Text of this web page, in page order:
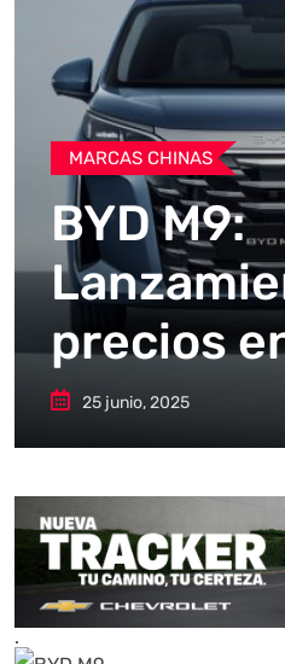
MARCAS CHINAS
BYD M9:
precios
25 junio, 2025
.